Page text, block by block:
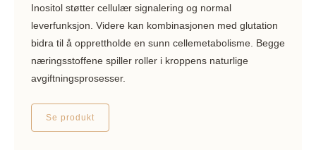
Inositol støtter cellulær signalering og normal
leverfunksjon. Videre kan kombinasjonen med glutation
bidra til å opprettholde en sunn cellemetabolisme. Begge
næringsstoffene spiller roller i kroppens naturlige
avgiftningsprosesser.
Se produkt